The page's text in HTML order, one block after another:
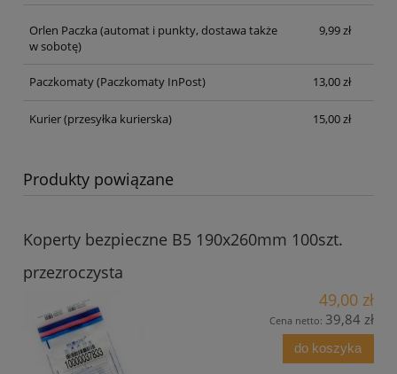
Orlen Paczka (automat i punkty, dostawa także
w sobotę)
9,99 zł
Paczkomaty(Paczkomaty InPost) 13,00 zł
Kurier(przesyłka kurierska) 15,00 zł
Produkty powiązane
Koperty bezpieczne B5 190x260mm 100szt.
przezroczysta
49,00 zł
Cena netto: 39,84 zł
do koszyka